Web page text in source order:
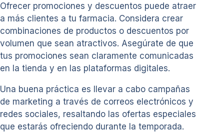
Ofrecer promociones y descuentos puede atraer
a más clientes a tu farmacia. Considera crear
combinaciones de productos o descuentos por
volumen que sean atractivos. Asegúrate de que
tus promociones sean claramente comunicadas
en la tienda y en las plataformas digitales.
Una buena práctica es llevar a cabo campañas
de marketing a través de correos electrónicos y
redes sociales, resaltando las ofertas especiales
que estarás ofreciendo durante la temporada.